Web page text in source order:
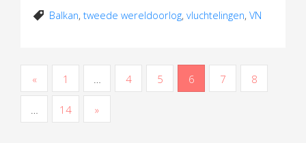
Balkan,tweede wereldoorlog,vluchtelingen,VN
B
e
r
« 1 … 4 5 6 7 8
… 14 »